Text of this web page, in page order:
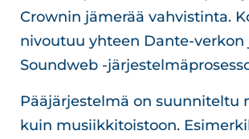
Crownin jämerää vahvistinta.
nivoutuu yhteen Dante-verkon
Soundweb -
Pääjärjestelmä on suunniteltu
kuin musiikkitoistoon.